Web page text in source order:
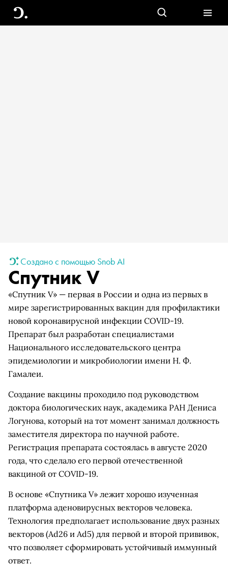
Создано с помощью Snob AI
Спутник V
«Спутник V» — первая в России и одна из первых в
мире зарегистрированных вакцин для профилактики
новой коронавирусной инфекции COVID-19.
Препарат был разработан специалистами
Национального исследовательского центра
эпидемиологии и микробиологии имени Н. Ф.
Гамалеи.
Создание вакцины проходило под руководством
доктора биологических наук, академика РАН Дениса
Логунова, который на тот момент занимал должность
заместителя директора по научной работе.
Регистрация препарата состоялась в августе 2020
года, что сделало его первой отечественной
вакциной от COVID-19.
В основе «Спутника V» лежит хорошо изученная
платформа аденовирусных векторов человека.
Технология предполагает использование двух разных
векторов (Ad26 и Ad5) для первой и второй прививок,
что позволяет сформировать устойчивый иммунный
ответ.